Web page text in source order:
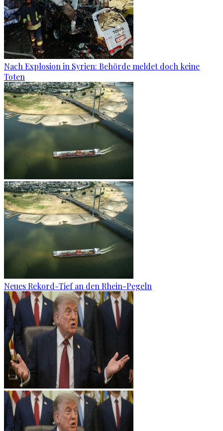
Nach Explosion in Syrien: Behörde meldet doch keine
Toten
Neues Rekord-Tief an den Rhein-Pegeln